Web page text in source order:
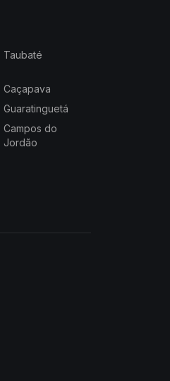
Taubaté
Caçapava
Guaratinguetá
Campos do
Jordão